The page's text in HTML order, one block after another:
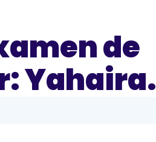
de
Yahaira.